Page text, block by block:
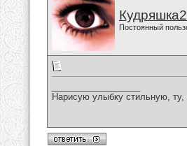
Постоянный
Нарисую улыбку стильную, ту,